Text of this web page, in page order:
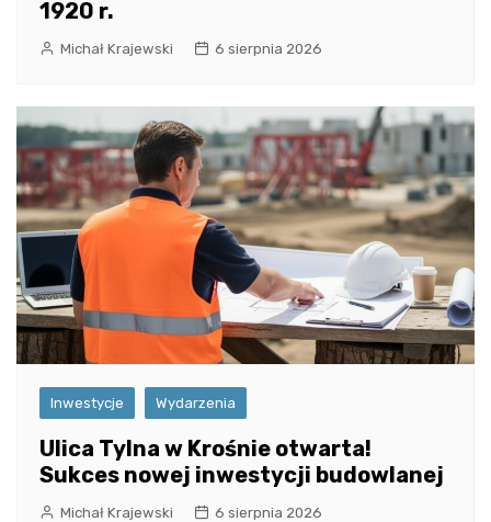
1920 r.
Michał Krajewski 6 sierpnia 2026
Inwestycje Wydarzenia
Ulica Tylna w Krośnie otwarta!
Sukces nowej inwestycji budowlanej
Michał Krajewski 6 sierpnia 2026